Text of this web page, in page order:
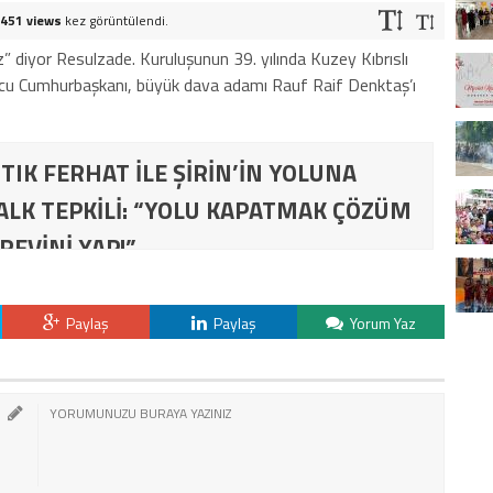
451 views kez görüntülendi.
Resulzade. Kuruluşunun 39. yılında Kuzey Kıbrıslı
Cumhurbaşkanı, büyük dava adamı Rauf Raif Denktaş’ı
FERHAT İLE ŞİRİN’İN YOLUNA
TEPKİLİ: “YOLU KAPATMAK ÇÖZÜM
YAP!”
Paylaş Paylaş Yorum Yaz